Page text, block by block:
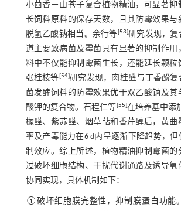
小茴香－山苍子复合植物精油，可显著抑
长饲料原料的保存天数，且其防霉效果与
脱氢乙酸钠相当。余行等[53]研究发现，复
道主要致病菌及霉菌具有显著的抑制作用
料中不仅能抑制霉菌生长，还能延长颗粒
张桂枝等[54]研究发现，肉桂醛与丁香酚复
菌发酵饲料的防霉效果优于双乙酸钠及其
酸钾的复合物。石程仁等[55]在培养基中添
檬醛、紫苏醛、烟草萜和香芹醇后，黄曲
率及产毒能力在6 d内呈逐渐下降趋势，但
制效应。综上所述，植物精油抑制霉菌的
过破坏细胞结构、干扰代谢通路及诱导氧
协同实现，具体机制如下：
①破坏细胞膜完整性，抑制膜蛋白功能